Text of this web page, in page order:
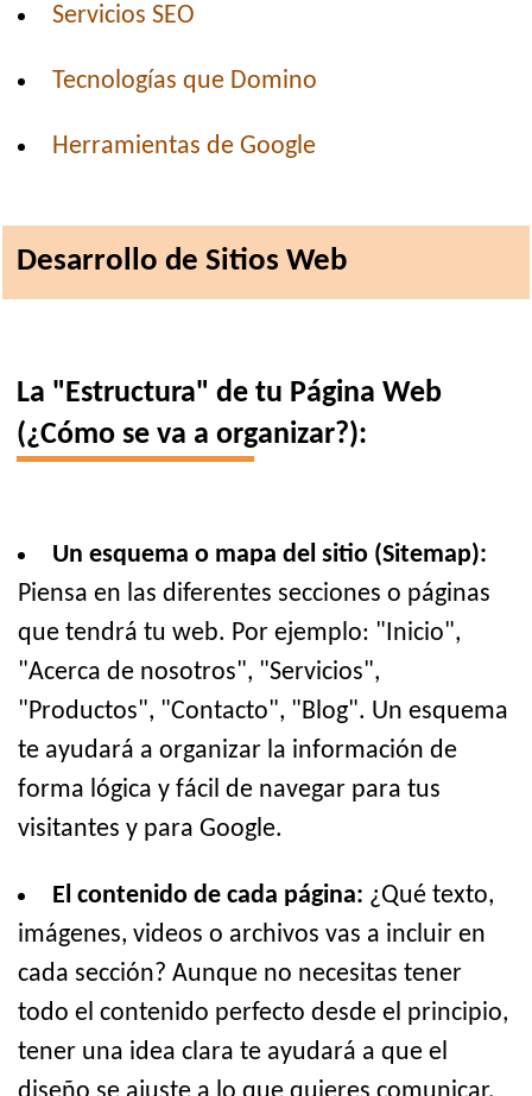
Servicios SEO
Tecnologías que Domino
Herramientas de Google
Desarrollo de Sitios Web
La "Estructura" de tu Página Web
(¿Cómo se va a organizar?):
Un esquema o mapa del sitio (Sitemap):
Piensa en las diferentes secciones o páginas
que tendrá tu web. Por ejemplo: "Inicio",
"Acerca de nosotros", "Servicios",
"Productos", "Contacto", "Blog". Un esquema
te ayudará a organizar la información de
forma lógica y fácil de navegar para tus
visitantes y para Google.
El contenido de cada página: ¿Qué texto,
imágenes, videos o archivos vas a incluir en
cada sección? Aunque no necesitas tener
todo el contenido perfecto desde el principio,
tener una idea clara te ayudará a que el